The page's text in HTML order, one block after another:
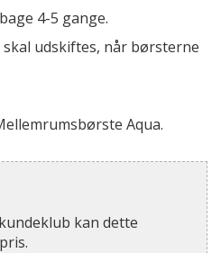
4-5 gange.
skal udskiftes, når børsterne
Aqua.
kan dette